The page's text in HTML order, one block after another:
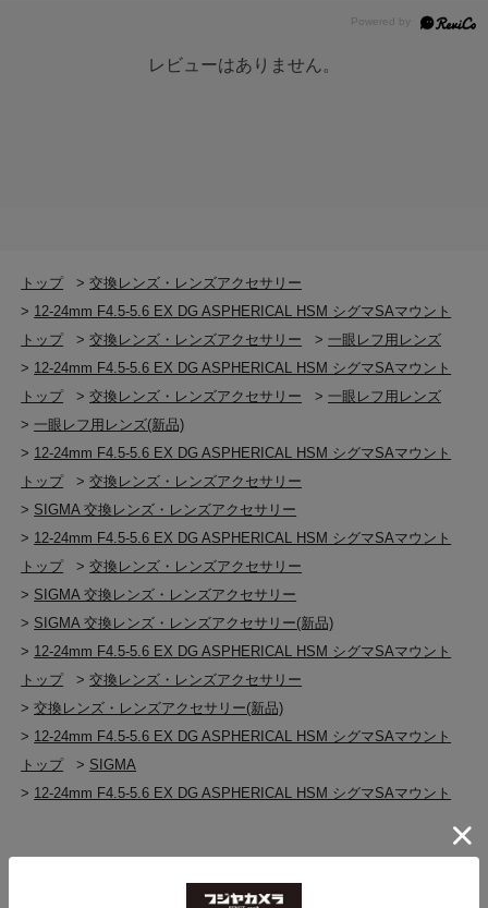
レビューはありません。
トップ >交換レンズ・レンズアクセサリー
> 12-24mm F4.5-5.6 EX DG ASPHERICAL HSM シグマSAマウント
トップ
>交換レンズ・レンズアクセサリー >一眼レフ用レンズ
> 12-24mm F4.5-5.6 EX DG ASPHERICAL HSM シグマSAマウント
トップ
>交換レンズ・レンズアクセサリー >一眼レフ用レンズ
>一眼レフ用レンズ(新品)
> 12-24mm F4.5-5.6 EX DG ASPHERICAL HSM シグマSAマウント
トップ
>交換レンズ・レンズアクセサリー
> SIGMA 交換レンズ・レンズアクセサリー
> 12-24mm F4.5-5.6 EX DG ASPHERICAL HSM シグマSAマウント
トップ
>交換レンズ・レンズアクセサリー
> SIGMA 交換レンズ・レンズアクセサリー
> SIGMA 交換レンズ・レンズアクセサリー(新品)
> 12-24mm F4.5-5.6 EX DG ASPHERICAL HSM シグマSAマウント
トップ
>交換レンズ・レンズアクセサリー
>交換レンズ・レンズアクセサリー(新品)
> 12-24mm F4.5-5.6 EX DG ASPHERICAL HSM シグマSAマウント
トップ
> SIGMA
> 12-24mm F4.5-5.6 EX DG ASPHERICAL HSM シグマSAマウント